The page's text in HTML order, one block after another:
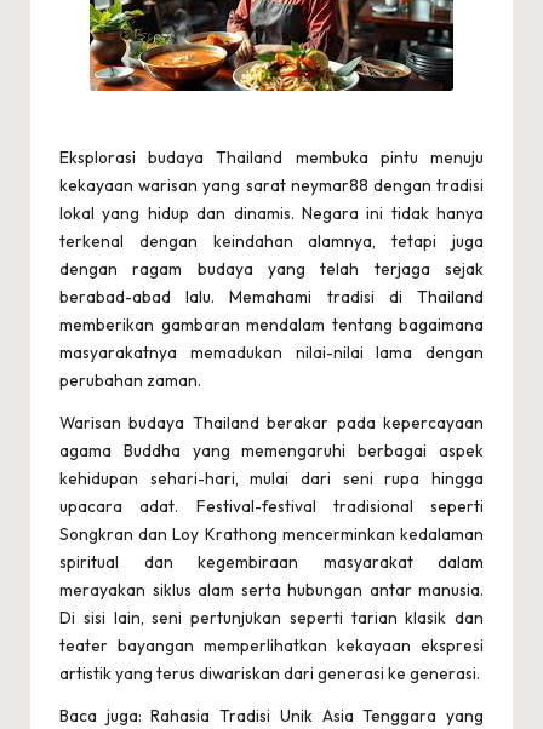
a
n
d
T
e
r
u
p
d
a
t
e
2
0
2
4
Eksplorasi budaya Thailand membuka pintu menuju
kekayaan warisan yang sarat neymar88 dengan tradisi
lokal yang hidup dan dinamis. Negara ini tidak hanya
terkenal dengan keindahan alamnya, tetapi juga
dengan ragam budaya yang telah terjaga sejak
berabad-abad lalu. Memahami tradisi di Thailand
memberikan gambaran mendalam tentang bagaimana
masyarakatnya memadukan nilai-nilai lama dengan
perubahan zaman.
Warisan budaya Thailand berakar pada kepercayaan
agama Buddha yang memengaruhi berbagai aspek
kehidupan sehari-hari, mulai dari seni rupa hingga
upacara adat. Festival-festival tradisional seperti
Songkran dan Loy Krathong mencerminkan kedalaman
spiritual dan kegembiraan masyarakat dalam
merayakan siklus alam serta hubungan antar manusia.
Di sisi lain, seni pertunjukan seperti tarian klasik dan
teater bayangan memperlihatkan kekayaan ekspresi
artistik yang terus diwariskan dari generasi ke generasi.
Baca juga: Rahasia Tradisi Unik Asia Tenggara yang